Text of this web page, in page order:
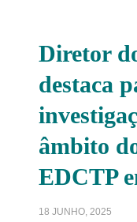
Diretor
destaca
âmbito
EDCTP
18 JUNHO, 2025